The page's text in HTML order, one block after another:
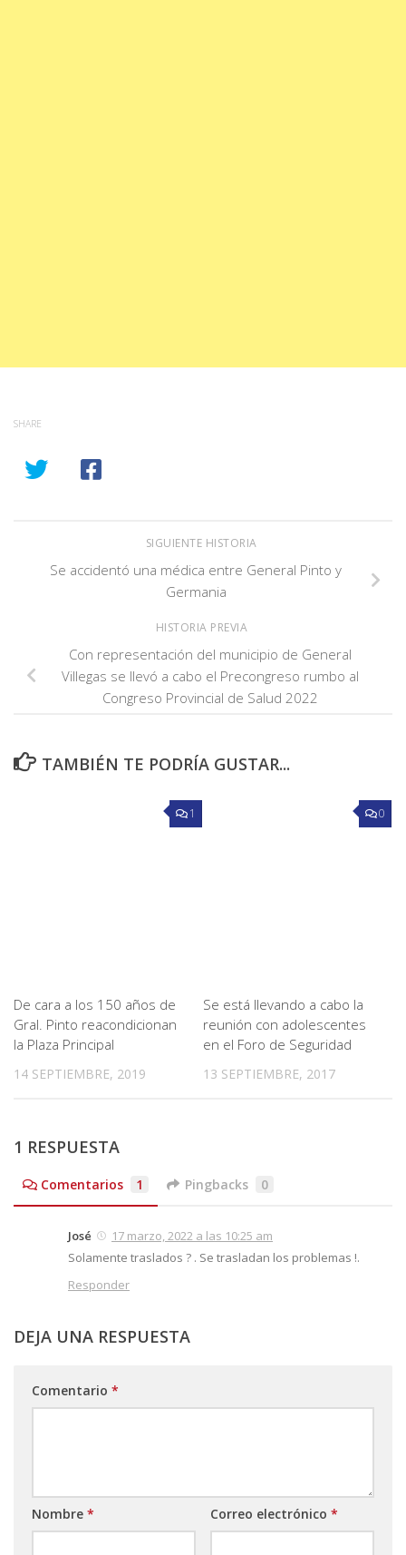
SHARE
SIGUIENTE HISTORIA
Se accidentó una médica entre General Pinto y
Germania
HISTORIA PREVIA
Con representación del municipio de General
Villegas se llevó a cabo el Precongreso rumbo al
Congreso Provincial de Salud 2022
TAMBIÉN TE PODRÍA GUSTAR...
1
De cara a los 150 años de
Gral. Pinto reacondicionan
la Plaza Principal
14 SEPTIEMBRE, 2019
0
Se está llevando a cabo la
reunión con adolescentes
en el Foro de Seguridad
13 SEPTIEMBRE, 2017
1 RESPUESTA
Comentarios 1 Pingbacks 0
José
17 marzo, 2022 a las 10:25 am
Solamente traslados ? . Se trasladan los problemas !.
Responder
DEJA UNA RESPUESTA
Comentario *
Nombre * Correo electrónico *